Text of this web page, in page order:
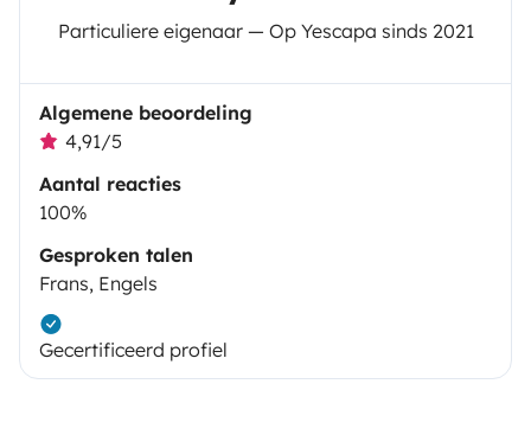
Particuliere eigenaar — Op Yescapa sinds 2021
Algemene beoordeling
4,91/5
Aantal reacties
100%
Gesproken talen
Frans, Engels
Gecertificeerd profiel